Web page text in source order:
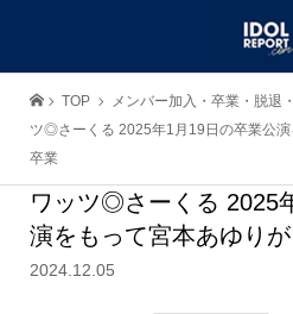
TOP メンバー加入・卒業・脱退
ツ◎さーくる 2025年1月19日の卒業公
卒業
ワッツ◎さーくる 2025
演をもって宮本あゆり
2024.12.05